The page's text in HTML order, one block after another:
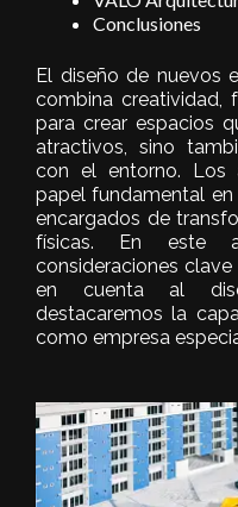
Conclusiones
El diseño de nuevos
combina creatividad,
para crear espacios
atractivos, sino
con el entorno. Los
papel fundamental
encargados de
físicas. En este
consideraciones
en cuenta al
destacaremos la
como empresa